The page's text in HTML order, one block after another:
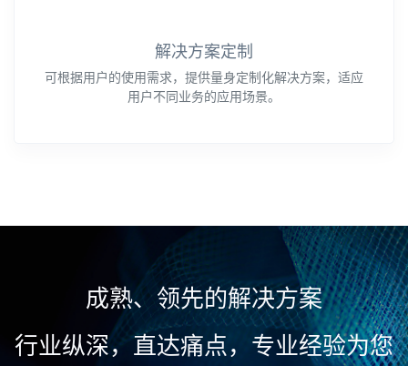
解决方案定制
可根据用户的使用需求，提供量身定制化解决方案，适应
用户不同业务的应用场景。
成熟、领先的解决方案
行业纵深，直达痛点，专业经验为您